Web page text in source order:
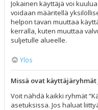
Jokainen käyttäjä voi
voidaan määritellä
helpon tavan muuttaa
kerralla, kuten muuttaa
suljetulle alueelle.
Ylös
Missä ovat
Voit nähdä kaikki ryhmät
asetuksissa. Jos haluat